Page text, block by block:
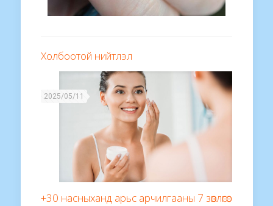
Холбоотой нийтлэл
2025/05/11
+30 насныханд арьс арчилгааны 7 зөвлөгөө